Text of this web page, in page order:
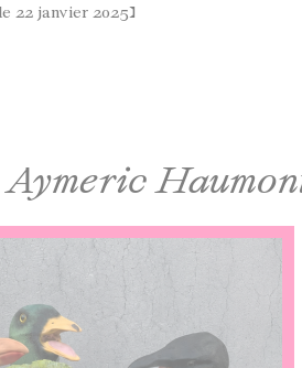
22 janvier 2025]